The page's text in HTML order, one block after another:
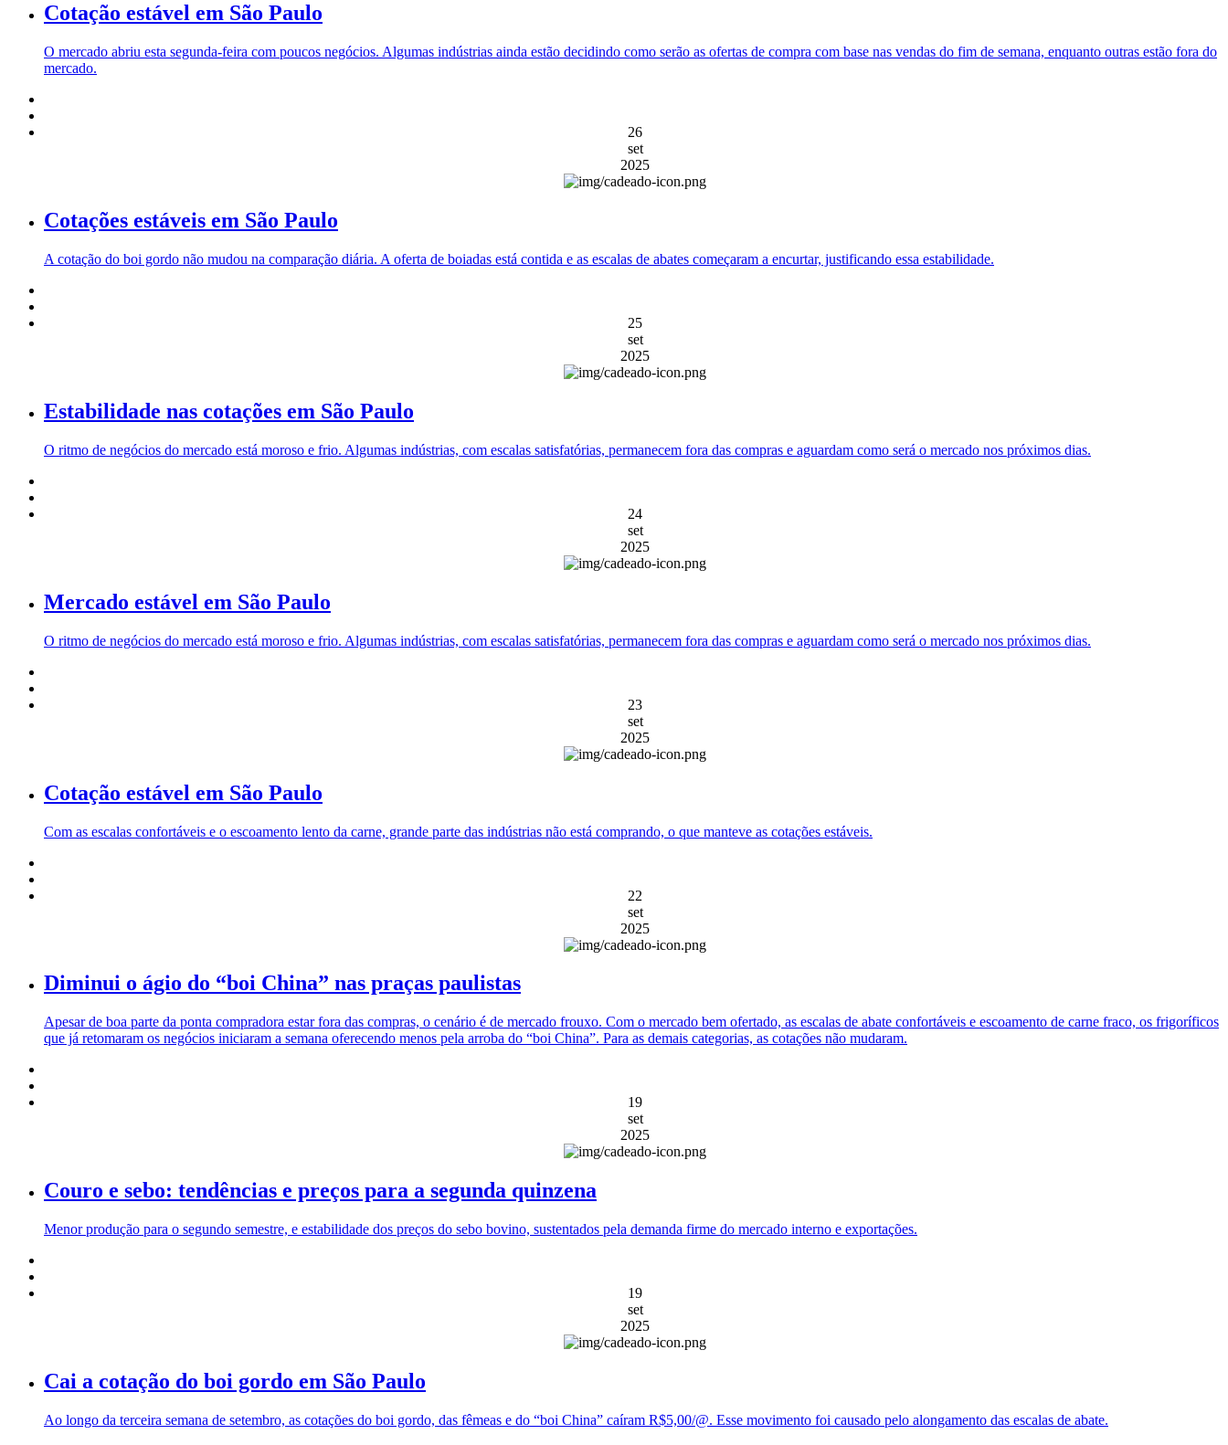
Cotação estável em São Paulo
O mercado abriu esta segunda-feira com poucos negócios. Algumas indústrias ainda estão decidindo como serão as ofertas de compra com base nas vendas do fim de semana, enquanto outras estão fora do
mercado.
26
set
2025
Cotações estáveis em São Paulo
A cotação do boi gordo não mudou na comparação diária. A oferta de boiadas está contida e as escalas de abates começaram a encurtar, justificando essa estabilidade.
25
set
2025
Estabilidade nas cotações em São Paulo
O ritmo de negócios do mercado está moroso e frio. Algumas indústrias, com escalas satisfatórias, permanecem fora das compras e aguardam como será o mercado nos próximos dias.
24
set
2025
Mercado estável em São Paulo
O ritmo de negócios do mercado está moroso e frio. Algumas indústrias, com escalas satisfatórias, permanecem fora das compras e aguardam como será o mercado nos próximos dias.
23
set
2025
Cotação estável em São Paulo
Com as escalas confortáveis e o escoamento lento da carne, grande parte das indústrias não está comprando, o que manteve as cotações estáveis.
22
set
2025
Diminui o ágio do “boi China” nas praças paulistas
Apesar de boa parte da ponta compradora estar fora das compras, o cenário é de mercado frouxo. Com o mercado bem ofertado, as escalas de abate confortáveis e escoamento de carne fraco, os frigoríficos
que já retomaram os negócios iniciaram a semana oferecendo menos pela arroba do “boi China”. Para as demais categorias, as cotações não mudaram.
19
set
2025
Couro e sebo: tendências e preços para a segunda quinzena
Menor produção para o segundo semestre, e estabilidade dos preços do sebo bovino, sustentados pela demanda firme do mercado interno e exportações.
19
set
2025
Cai a cotação do boi gordo em São Paulo
Ao longo da terceira semana de setembro, as cotações do boi gordo, das fêmeas e do “boi China” caíram R$5,00/@. Esse movimento foi causado pelo alongamento das escalas de abate.